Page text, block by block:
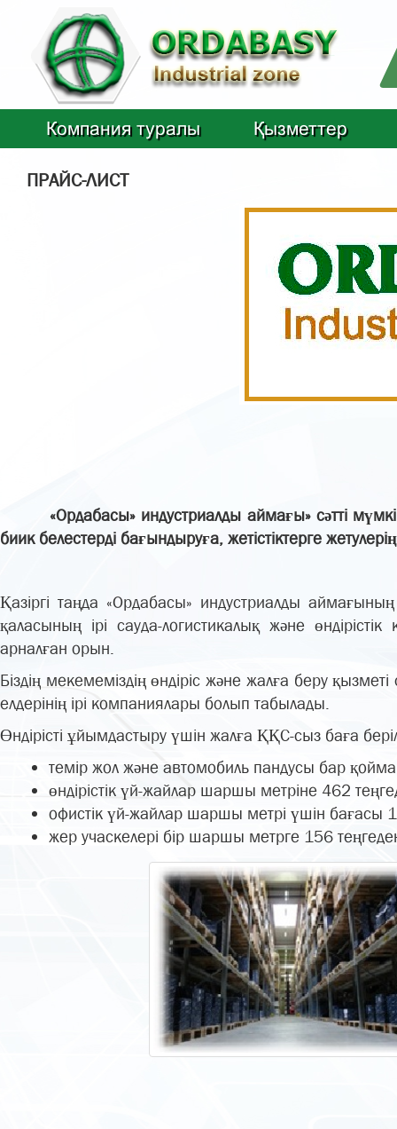
Компания туралы Қызметтер
ПРАЙС-ЛИСТ
«Ордабасы» индустриалды аймағы» сəтті
биик белестерді бағындыруға, жетістіктерге
Қазіргі таңда «Ордабасы» индустриалды
қаласының ірі сауда-логистикалық және
арналған орын.
Біздің мекемеміздің өндіріс және жалға беру
елдерінің ірі компаниялары болып табылады.
Өндірісті ұйымдастыру үшін жалға ҚҚС-сыз баға
темір жол және автомобиль пандусы бар
өндірістік үй-жайлар шаршы метріне 462
офистік үй-жайлар шаршы метрі үшін бағасы
жер учаскелері бір шаршы метрге 156